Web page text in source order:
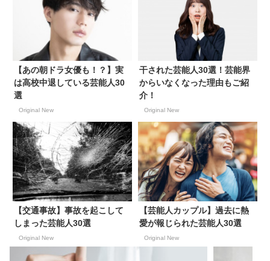
【あの朝ドラ女優も！？】実
は高校中退している芸能人30
選
Original New
干された芸能人30選！芸能界
からいなくなった理由もご紹
介！
Original New
【交通事故】事故を起こして
しまった芸能人30選
Original New
【芸能人カップル】過去に熱
愛が報じられた芸能人30選
Original New